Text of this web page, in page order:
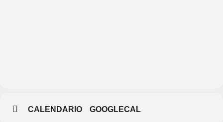
CALENDARIO GOOGLECAL